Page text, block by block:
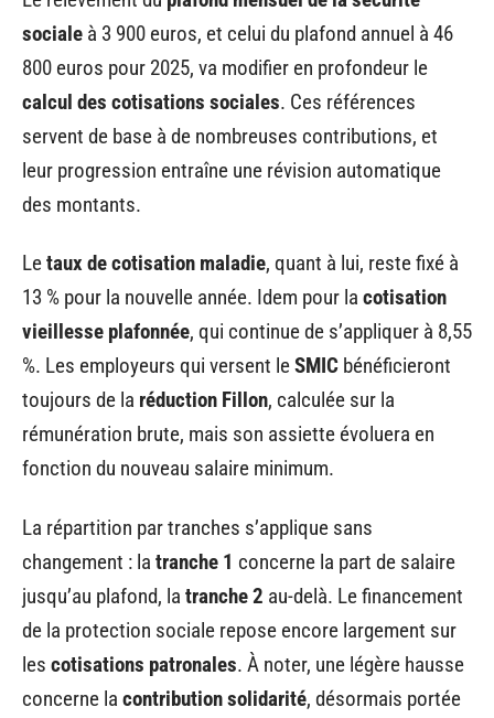
sociale à 3 900 euros, et celui du plafond annuel à 46
800 euros pour 2025, va modifier en profondeur le
calcul des cotisations sociales. Ces références
servent de base à de nombreuses contributions, et
leur progression entraîne une révision automatique
des montants.
Letaux de cotisation maladie, quant à lui, reste fixé à
13 % pour la nouvelle année. Idem pour la cotisation
vieillesse plafonnée, qui continue de s’appliquer à 8,55
%. Les employeurs qui versent leSMIC bénéficieront
toujours de la réduction Fillon, calculée sur la
rémunération brute, mais son assiette évoluera en
fonction du nouveau salaire minimum.
La répartition par tranches s’applique sans
changement : la tranche 1 concerne la part de salaire
jusqu’au plafond, la tranche 2 au-delà. Le financement
de la protection sociale repose encore largement sur
les cotisations patronales. À noter, une légère hausse
concerne la contribution solidarité, désormais portée